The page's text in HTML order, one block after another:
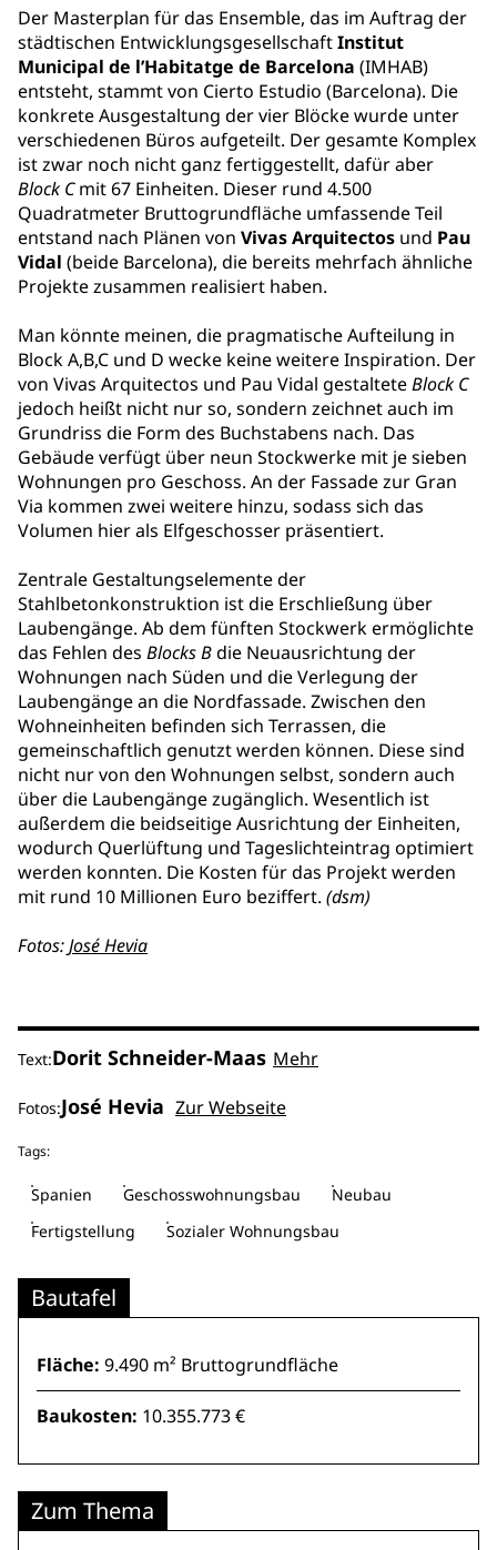
Der Masterplan für das Ensemble, das im Auftrag der
städtischen EntwicklungsgesellschaftInstitut
Municipal de l’Habitatge de Barcelona (IMHAB)
entsteht, stammt von Cierto Estudio (Barcelona). Die
konkrete Ausgestaltung der vier Blöcke wurde unter
verschiedenen Büros aufgeteilt. Der gesamte Komplex
ist zwar noch nicht ganz fertiggestellt, dafür aber
Block Cmit 67 Einheiten. Dieser rund 4.500
Quadratmeter Bruttogrundfläche umfassende Teil
entstand nach Plänen von Vivas Arquitectos und Pau
Vidal (beide Barcelona), die bereits mehrfach ähnliche
Projekte zusammen realisiert haben.
Man könnte meinen, die pragmatische Aufteilung in
Block A,B,C und D wecke keine weitere Inspiration. Der
von Vivas Arquitectos und Pau Vidal gestalteteBlock C
jedoch heißt nicht nur so, sondern zeichnet auch im
Grundriss die Form des Buchstabens nach. Das
Gebäude verfügt über neun Stockwerke mit je sieben
Wohnungen pro Geschoss. An der Fassade zur Gran
Via kommen zwei weitere hinzu, sodass sich das
Volumen hier als Elfgeschosser präsentiert.
Zentrale Gestaltungselemente der
Stahlbetonkonstruktion ist die Erschließung über
Laubengänge. Ab dem fünften Stockwerk ermöglichte
das Fehlen des Blocks Bdie Neuausrichtung der
Wohnungen nach Süden und die Verlegung der
Laubengänge an die Nordfassade. Zwischen den
Wohneinheiten befinden sich Terrassen, die
gemeinschaftlich genutzt werden können. Diese sind
nicht nur von den Wohnungen selbst, sondern auch
über die Laubengänge zugänglich. Wesentlich ist
außerdem die beidseitige Ausrichtung der Einheiten,
wodurch Querlüftung und Tageslichteintrag optimiert
werden konnten. Die Kosten für das Projekt werden
mit rund 10 Millionen Euro beziffert. (dsm)
Fotos:José Hevia
Text:Dorit Schneider-Maas Mehr
Fotos:José Hevia Zur Webseite
Tags:
Spanien Geschosswohnungsbau
Neubau
Fertigstellung
Sozialer Wohnungsbau
Bautafel
Fläche: 9.490 m² Bruttogrundfläche
Baukosten: 10.355.773 €
Zum Thema